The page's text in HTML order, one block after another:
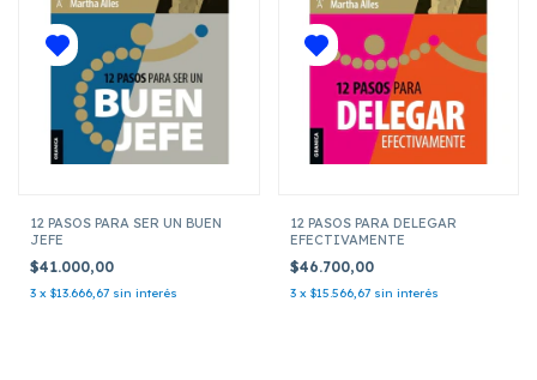
12 PASOS PARA SER UN BUEN
JEFE
$41.000,00
3 x $13.666,67 sin interés
12 PASOS PARA DELEGAR
EFECTIVAMENTE
$46.700,00
3 x $15.566,67 sin interés